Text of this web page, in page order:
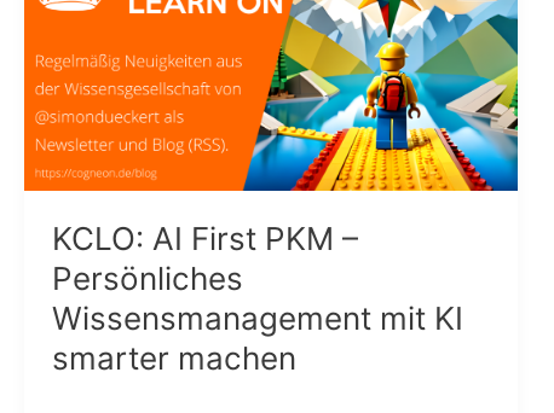
KCLO: AI First PKM –
Persönliches
Wissensmanagement mit KI
smarter machen